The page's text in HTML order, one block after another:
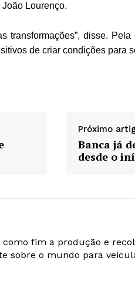
Lourenço.
transformações”, disse.
de criar condições para
Próximo
Banca já
desde o
como fim a produção e
sobre o mundo para